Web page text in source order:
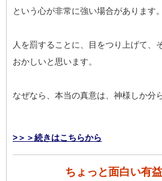
という心が非常に強い場合があります。
人を罰することに、目をつり上げて、
おかしいと思います。
なぜなら、本当の真意は、神様しか分
>＞＞続きはこちらから
ちょっと面白い有